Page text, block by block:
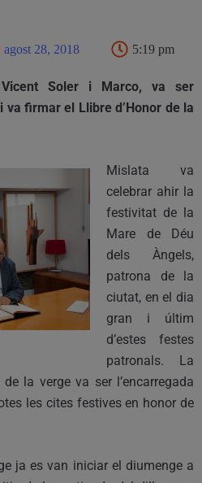
agost 28, 2018 5:19 pm
Vicent Soler i Marco, va ser
va firmar el Llibre d’Honor de la
Mislata va
celebrar ahir la
festivitat de la
Mare de Déu
dels Àngels,
patrona de la
ciutat, en el dia
gran i últim
d’estes festes
patronals. La
la verge va ser l’encarregada
les cites festives en honor de
ja es van iniciar el diumenge a